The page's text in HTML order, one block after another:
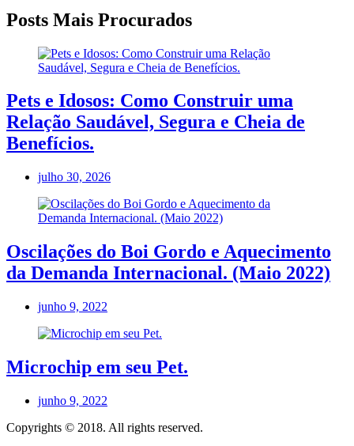
Posts Mais Procurados
Pets e Idosos: Como Construir uma
Relação Saudável, Segura e Cheia de
Benefícios.
julho 30, 2026
Oscilações do Boi Gordo e Aquecimento
da Demanda Internacional. (Maio 2022)
junho 9, 2022
Microchip em seu Pet.
junho 9, 2022
Copyrights © 2018. All rights reserved.